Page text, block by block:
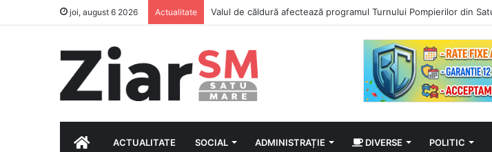
joi, august 6 2026 Actualitate
HOMEACTUALITATE SOCIAL ADMINISTRAȚIE DIVERSE POLITIC